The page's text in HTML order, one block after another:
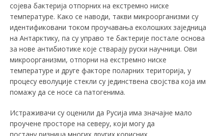
сојева бактерија отпорних на екстремно ниске
температуре. Како се наводи, такви микроорганизми су
идентификовани током проучавања еколошких заједница
на Антарктику, па су управо те бактерије постале основа
за нове антибиотике које стварају руски научници. Ови
микроорганизми, отпорни на екстремно ниске
температуре и друге факторе поларних територија, у
процесу еволуције стекли су јединствена својства која им
помажу да се носе са патогенима.
Истраживачи су оценили да Русија има значајне мало
проучене просторе на северу, који могу да
постану ризница многих других корисних